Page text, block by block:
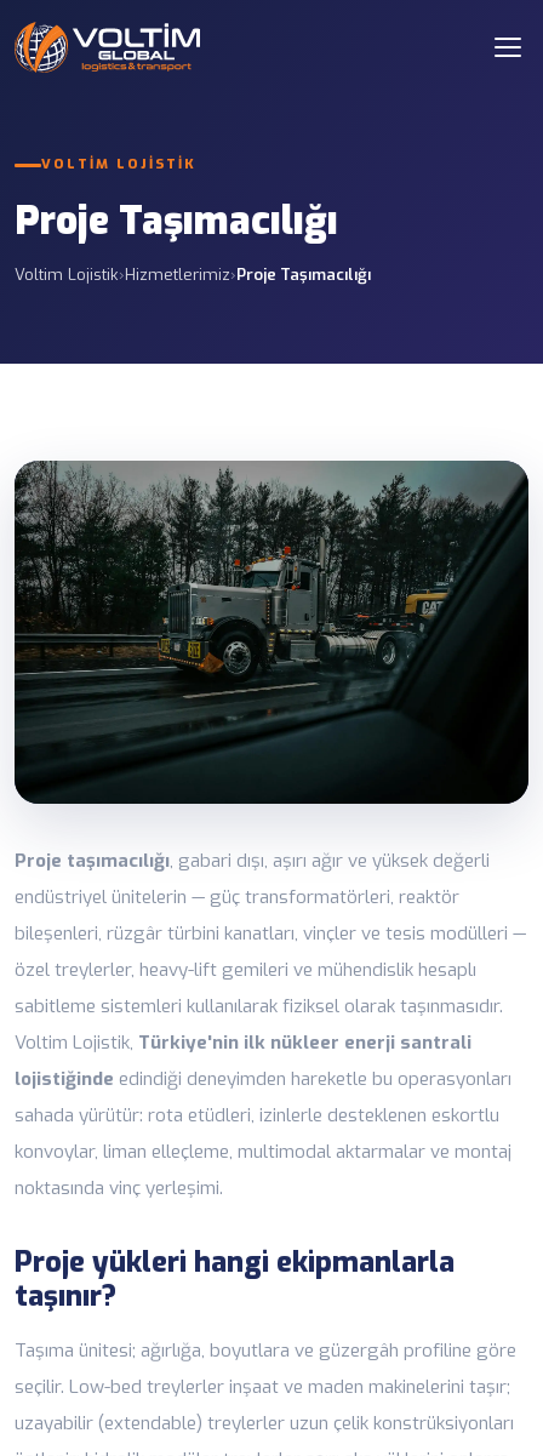
VOLTIM LOJISTIK
Proje Taşımacılığı
Voltim Lojistik›Hizmetlerimiz›Proje Taşımacılığı
Proje taşımacılığı, gabari dışı, aşırı ağır ve yüksek değerli
endüstriyel ünitelerin — güç transformatörleri, reaktör
bileşenleri, rüzgâr türbini kanatları, vinçler ve tesis modülleri —
özel treylerler, heavy-lift gemileri ve mühendislik hesaplı
sabitleme sistemleri kullanılarak fiziksel olarak taşınmasıdır.
Voltim Lojistik, Türkiye'nin ilk nükleer enerji santrali
lojistiğinde edindiği deneyimden hareketle bu operasyonları
sahada yürütür: rota etüdleri, izinlerle desteklenen eskortlu
konvoylar, liman elleçleme, multimodal aktarmalar ve montaj
noktasında vinç yerleşimi.
Proje yükleri hangi ekipmanlarla
taşınır?
Taşıma ünitesi; ağırlığa, boyutlara ve güzergâh profiline göre
seçilir. Low-bed treylerler inşaat ve maden makinelerini taşır;
uzayabilir (extendable) treylerler uzun çelik konstrüksiyonları